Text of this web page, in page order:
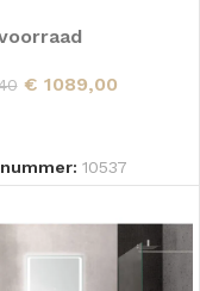
€ 1089,00
10537